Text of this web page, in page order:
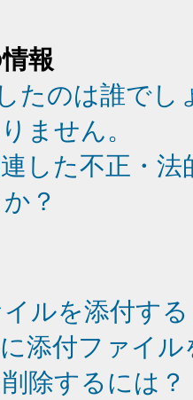
報
たのは誰でし
ません。
した不正・
？
ルを添付す
添付ファイ
除するには？